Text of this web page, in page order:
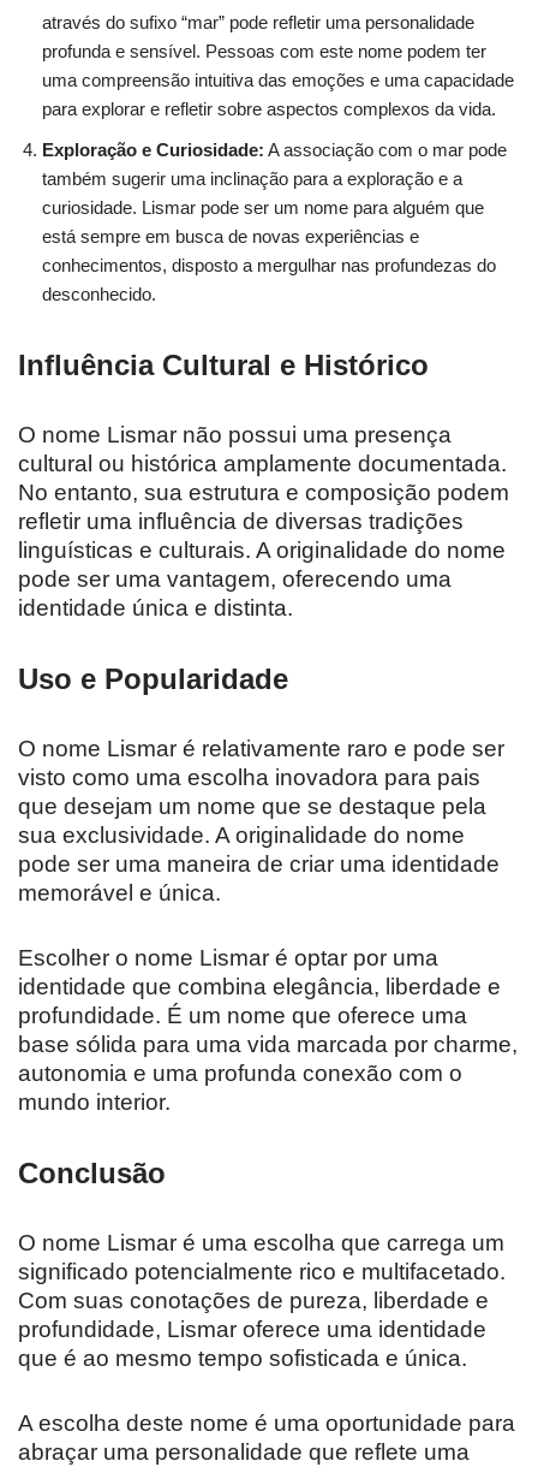
através do sufixo “mar” pode refletir uma personalidade
profunda e sensível. Pessoas com este nome podem ter
uma compreensão intuitiva das emoções e uma capacidade
para explorar e refletir sobre aspectos complexos da vida.
Exploração e Curiosidade: A associação com o mar pode
também sugerir uma inclinação para a exploração e a
curiosidade. Lismar pode ser um nome para alguém que
está sempre em busca de novas experiências e
conhecimentos, disposto a mergulhar nas profundezas do
desconhecido.
Influência Cultural e Histórico
O nome Lismar não possui uma presença
cultural ou histórica amplamente documentada.
No entanto, sua estrutura e composição podem
refletir uma influência de diversas tradições
linguísticas e culturais. A originalidade do nome
pode ser uma vantagem, oferecendo uma
identidade única e distinta.
Uso e Popularidade
O nome Lismar é relativamente raro e pode ser
visto como uma escolha inovadora para pais
que desejam um nome que se destaque pela
sua exclusividade. A originalidade do nome
pode ser uma maneira de criar uma identidade
memorável e única.
Escolher o nome Lismar é optar por uma
identidade que combina elegância, liberdade e
profundidade. É um nome que oferece uma
base sólida para uma vida marcada por charme,
autonomia e uma profunda conexão com o
mundo interior.
Conclusão
O nome Lismar é uma escolha que carrega um
significado potencialmente rico e multifacetado.
Com suas conotações de pureza, liberdade e
profundidade, Lismar oferece uma identidade
que é ao mesmo tempo sofisticada e única.
A escolha deste nome é uma oportunidade para
abraçar uma personalidade que reflete uma